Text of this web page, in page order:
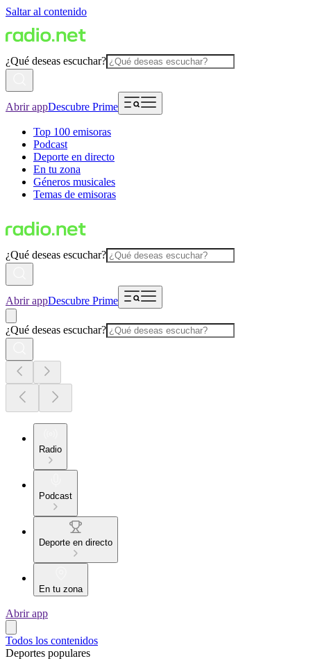
Saltar al contenido
¿Qué deseas escuchar?
Abrir appDescubre Prime
Top 100 emisoras
Podcast
Deporte en directo
En tu zona
Géneros musicales
Temas de emisoras
¿Qué deseas escuchar?
Abrir appDescubre Prime
¿Qué deseas escuchar?
Radio
Podcast
Deporte en directo
En tu zona
Abrir app
Todos los contenidos
Deportes populares